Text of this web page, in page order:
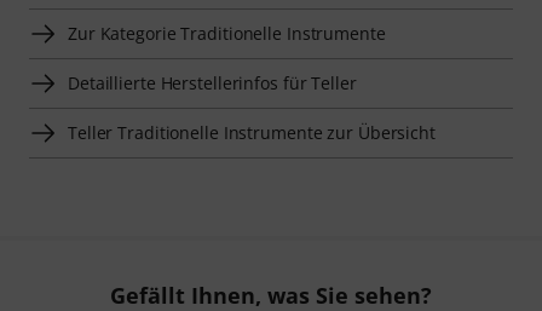
Zur Kategorie Traditionelle Instrumente
Detaillierte Herstellerinfos für Teller
Teller Traditionelle Instrumente zur Übersicht
Gefällt Ihnen, was Sie sehen?